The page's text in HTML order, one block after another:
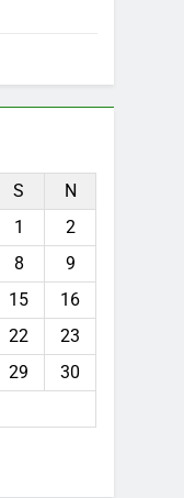
S
N
1
2
8
9
15
16
22
23
29
30